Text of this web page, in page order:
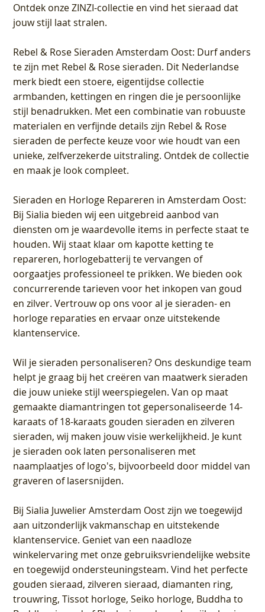
Ontdek onze ZINZI-collectie en vind het sieraad dat
jouw stijl laat stralen.
Rebel & Rose Sieraden Amsterdam Oost: Durf anders
te zijn met Rebel & Rose sieraden. Dit Nederlandse
merk biedt een stoere, eigentijdse collectie
armbanden, kettingen en ringen die je persoonlijke
stijl benadrukken. Met een combinatie van robuuste
materialen en verfijnde details zijn Rebel & Rose
sieraden de perfecte keuze voor wie houdt van een
unieke, zelfverzekerde uitstraling. Ontdek de collectie
en maak je look compleet.
Sieraden en Horloge Repareren in Amsterdam Oost:
Bij Sialia bieden wij een uitgebreid aanbod van
diensten om je waardevolle items in perfecte staat te
houden. Wij staat klaar om kapotte ketting te
repareren, horlogebatterij te vervangen of
oorgaatjes professioneel te prikken. We bieden ook
concurrerende tarieven voor het inkopen van goud
en zilver. Vertrouw op ons voor al je sieraden- en
horloge reparaties en ervaar onze uitstekende
klantenservice.
Wil je sieraden personaliseren? Ons deskundige team
helpt je graag bij het creëren van maatwerk sieraden
die jouw unieke stijl weerspiegelen. Van op maat
gemaakte diamantringen tot gepersonaliseerde 14-
karaats of 18-karaats gouden sieraden en zilveren
sieraden, wij maken jouw visie werkelijkheid. Je kunt
je sieraden ook laten personaliseren met
naamplaatjes of logo's, bijvoorbeeld door middel van
graveren of lasersnijden.
BijSialia Juwelier Amsterdam Oostzijn we toegewijd
aan uitzonderlijk vakmanschap en uitstekende
klantenservice. Geniet van een naadloze
winkelervaring met onze gebruiksvriendelijke website
en toegewijd ondersteuningsteam. Vind het perfecte
gouden sieraad, zilveren sieraad, diamanten ring,
trouwring, Tissot horloge, Seiko horloge, Buddha to